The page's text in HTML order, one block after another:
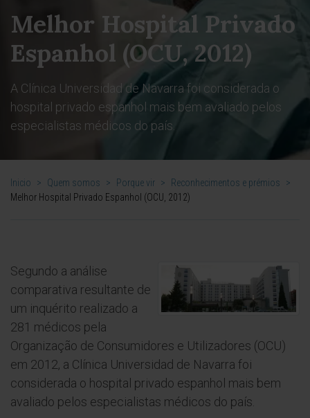
Melhor Hospital Privado
Espanhol (OCU, 2012)
A Clínica Universidad de Navarra foi considerada o
hospital privado espanhol mais bem avaliado pelos
especialistas médicos do país.
Inicio > Quem somos > Porque vir > Reconhecimentos e prémios
>
Melhor Hospital Privado Espanhol (OCU, 2012)
Segundo a análise
comparativa resultante de
um inquérito realizado a
281 médicos pela
Organização de Consumidores e Utilizadores (OCU)
em 2012, a Clínica Universidad de Navarra foi
considerada o hospital privado espanhol mais bem
avaliado pelos especialistas médicos do país.